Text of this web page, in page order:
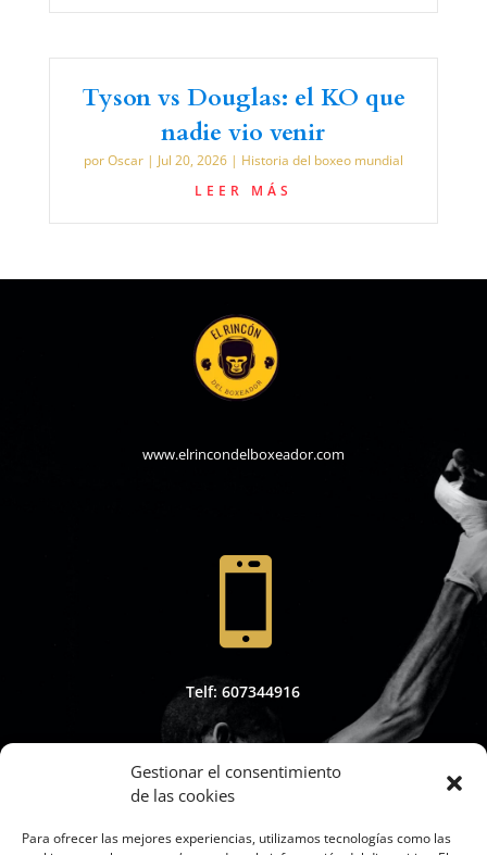
Gestionar el consentimiento
de las cookies
Para ofrecer las mejores experiencias, utilizamos tecnologías como las
Tyson vs Douglas: el KO que
nadie vio venir
porOscar| Jul 20, 2026| Historia del boxeo mundial
LEER MÁS
www.elrincondelboxeador.com

Telf: 607344916
